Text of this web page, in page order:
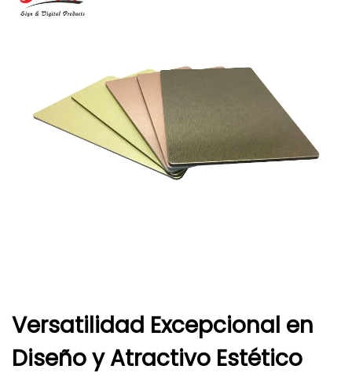
Versatilidad Excepcional en
Diseño y Atractivo Estético